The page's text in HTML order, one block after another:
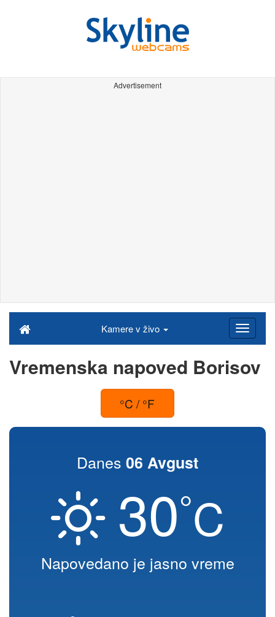
Advertisement
Kamere v živo
Vremenska napoved Borisov
°C / °F
Danes 06 Avgust
30°C
Napovedano je jasno vreme